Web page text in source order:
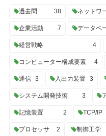
過去問 38 ネットワ
企業活動 7 データベ
経営戦略 4
コンピューター構成要素 4
通信 3 入出力装置 3
システム開発技術 3
記憶装置 2 TCP/IP
プロセッサ 2 制御工学